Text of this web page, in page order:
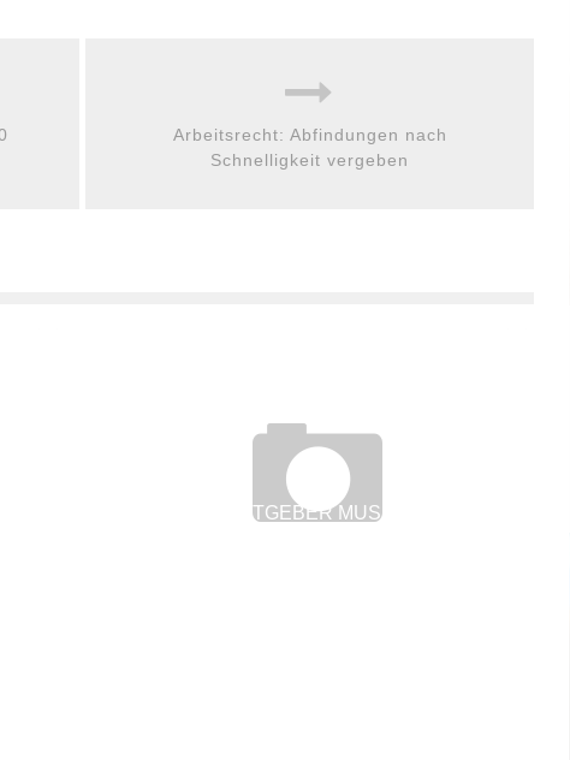
Arbeitsrecht: Abfindungen nach
Schnelligkeit vergeben
ARBEITGEBER MUSS DEN